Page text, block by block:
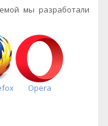
мы разработали
Opera